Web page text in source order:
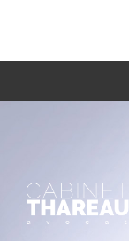
NOS COMPÉTENCES